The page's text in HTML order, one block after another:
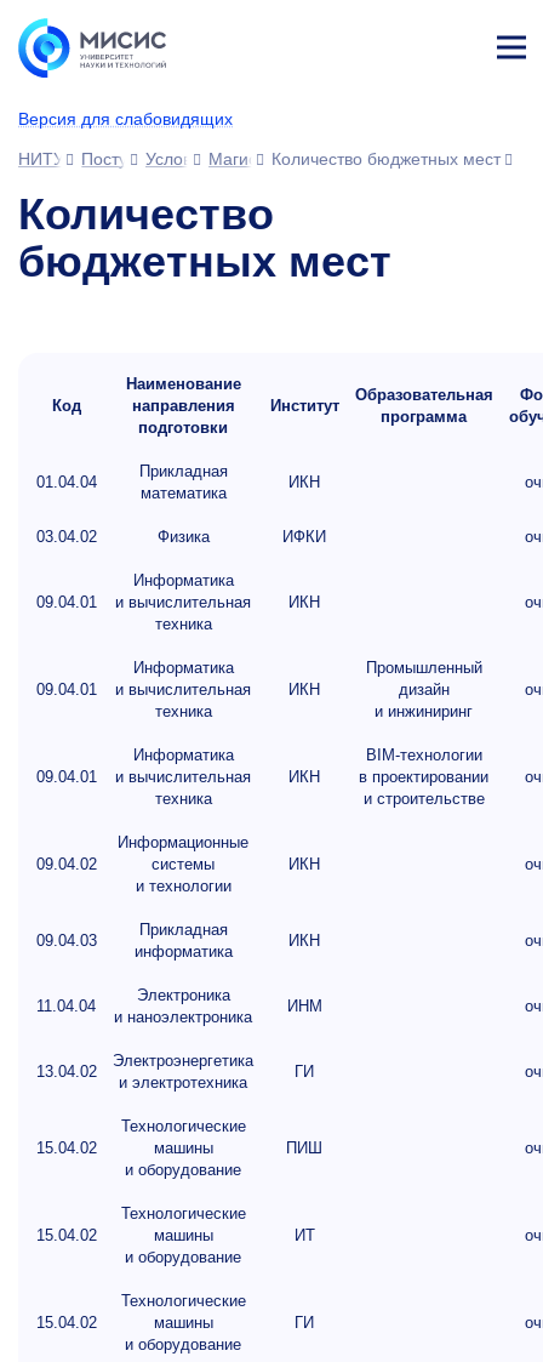
Версия для слабовидящих
ине
НИТУ МИСИСПоступающимУсловия приемаМагистратура и специализированное
Количество бюджетных мест
Количество
бюджетных мест
Код
Наименование
направления
подготовки
Институт
Образовательная
программа
01.04.04
Прикладная
математика
ИКН
03.04.02 Физика ИФКИ
09.04.01
Информатика
и вычислительная
техника
ИКН
09.04.01
Информатика
и вычислительная
техника
ИКН
Промышленный
дизайн
и инжиниринг
09.04.01
Информатика
и вычислительная
техника
ИКН
BIM-технологии
в проектировании
и строительстве
09.04.02
Информационные
системы
и технологии
ИКН
09.04.03
Прикладная
информатика
ИКН
11.04.04
Электроника
и наноэлектроника
ИНМ
13.04.02
Электроэнергетика
и электротехника
ГИ
15.04.02
Технологические
машины
и оборудование
ПИШ
15.04.02
Технологические
машины
и оборудование
ИТ
15.04.02
Технологические
машины
и оборудование
ГИ